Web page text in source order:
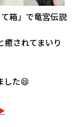
箱」で竜宮伝説
癒されてまいり
した😄